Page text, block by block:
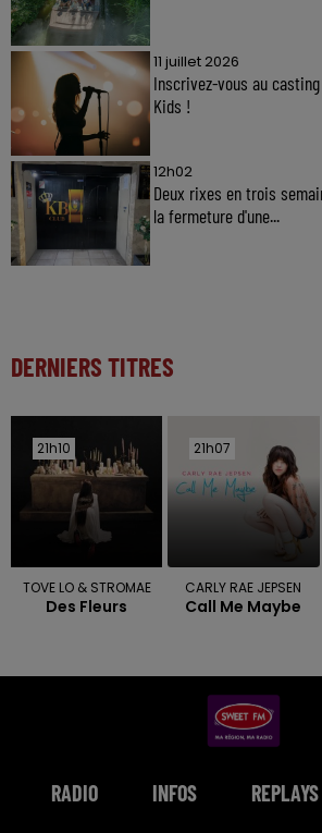
11 juillet 2026
Inscrivez-vous au
Kids !
12h02
Deux rixes en trois
la fermeture d'une...
DERNIERS TITRES
21h10
21h10
TOVE LO & STROMAE
Des Fleurs
21h07
21h07
CARLY RAE JEPSEN
Call Me Maybe
RADIO INFOS REPLAYS